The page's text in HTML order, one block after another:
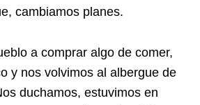
cambiamos planes.
a comprar algo de comer,
y nos volvimos al albergue de
duchamos, estuvimos en